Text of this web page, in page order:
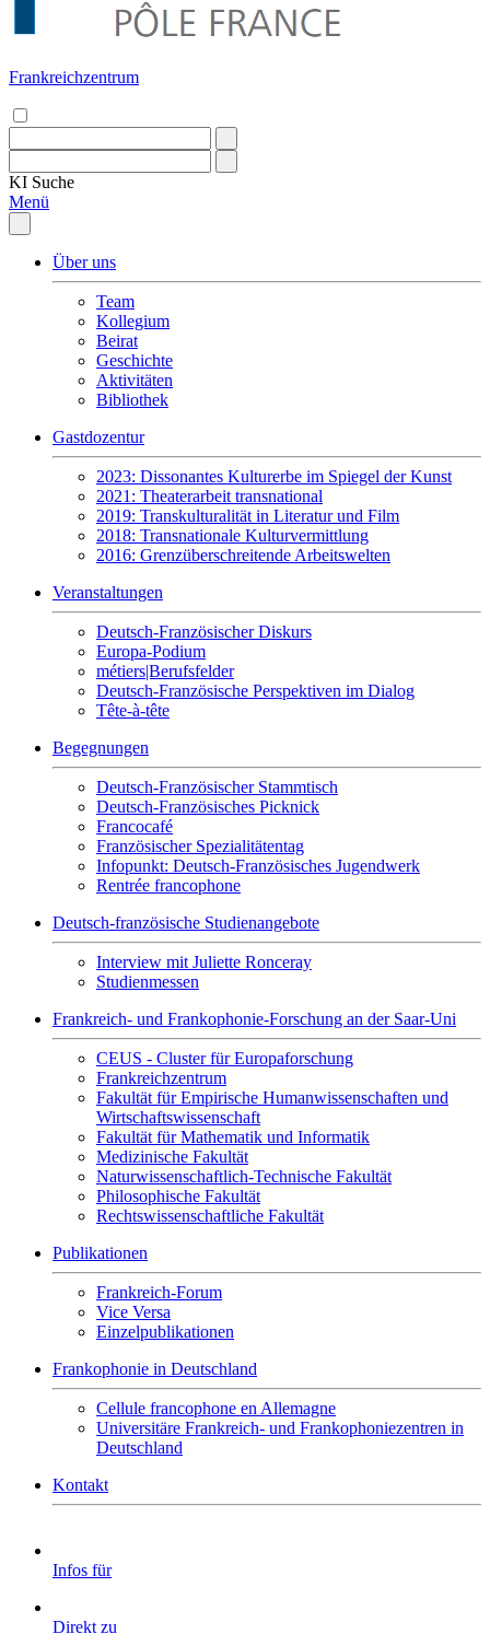
Frankreichzentrum
KI Suche
Menü
Über uns
Team
Kollegium
Beirat
Geschichte
Aktivitäten
Bibliothek
Gastdozentur
2023: Dissonantes Kulturerbe im Spiegel der Kunst
2021: Theaterarbeit transnational
2019: Transkulturalität in Literatur und Film
2018: Transnationale Kulturvermittlung
2016: Grenzüberschreitende Arbeitswelten
Veranstaltungen
Deutsch-Französischer Diskurs
Europa-Podium
métiers|Berufsfelder
Deutsch-Französische Perspektiven im Dialog
Tête-à-tête
Begegnungen
Deutsch-Französischer Stammtisch
Deutsch-Französisches Picknick
Francocafé
Französischer Spezialitätentag
Infopunkt: Deutsch-Französisches Jugendwerk
Rentrée francophone
Deutsch-französische Studienangebote
Interview mit Juliette Ronceray
Studienmessen
Frankreich- und Frankophonie-Forschung an der Saar-Uni
CEUS - Cluster für Europaforschung
Frankreichzentrum
Fakultät für Empirische Humanwissenschaften und
Wirtschaftswissenschaft
Fakultät für Mathematik und Informatik
Medizinische Fakultät
Naturwissenschaftlich-Technische Fakultät
Philosophische Fakultät
Rechtswissenschaftliche Fakultät
Publikationen
Frankreich-Forum
Vice Versa
Einzelpublikationen
Frankophonie in Deutschland
Cellule francophone en Allemagne
Universitäre Frankreich- und Frankophoniezentren in
Deutschland
Kontakt
Infos für
Direkt zu